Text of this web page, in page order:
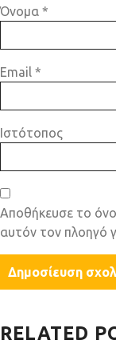
Όνομα *
Email *
Ιστότοπος
Αποθήκευσε το
αυτόν τον πλοηγό
RELATED